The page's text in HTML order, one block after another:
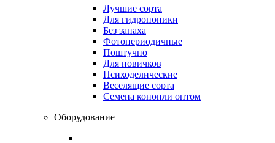
Лучшие сорта
Для гидропоники
Без запаха
Фотопериодичные
Поштучно
Для новичков
Психоделические
Веселящие сорта
Семена конопли оптом
Оборудование